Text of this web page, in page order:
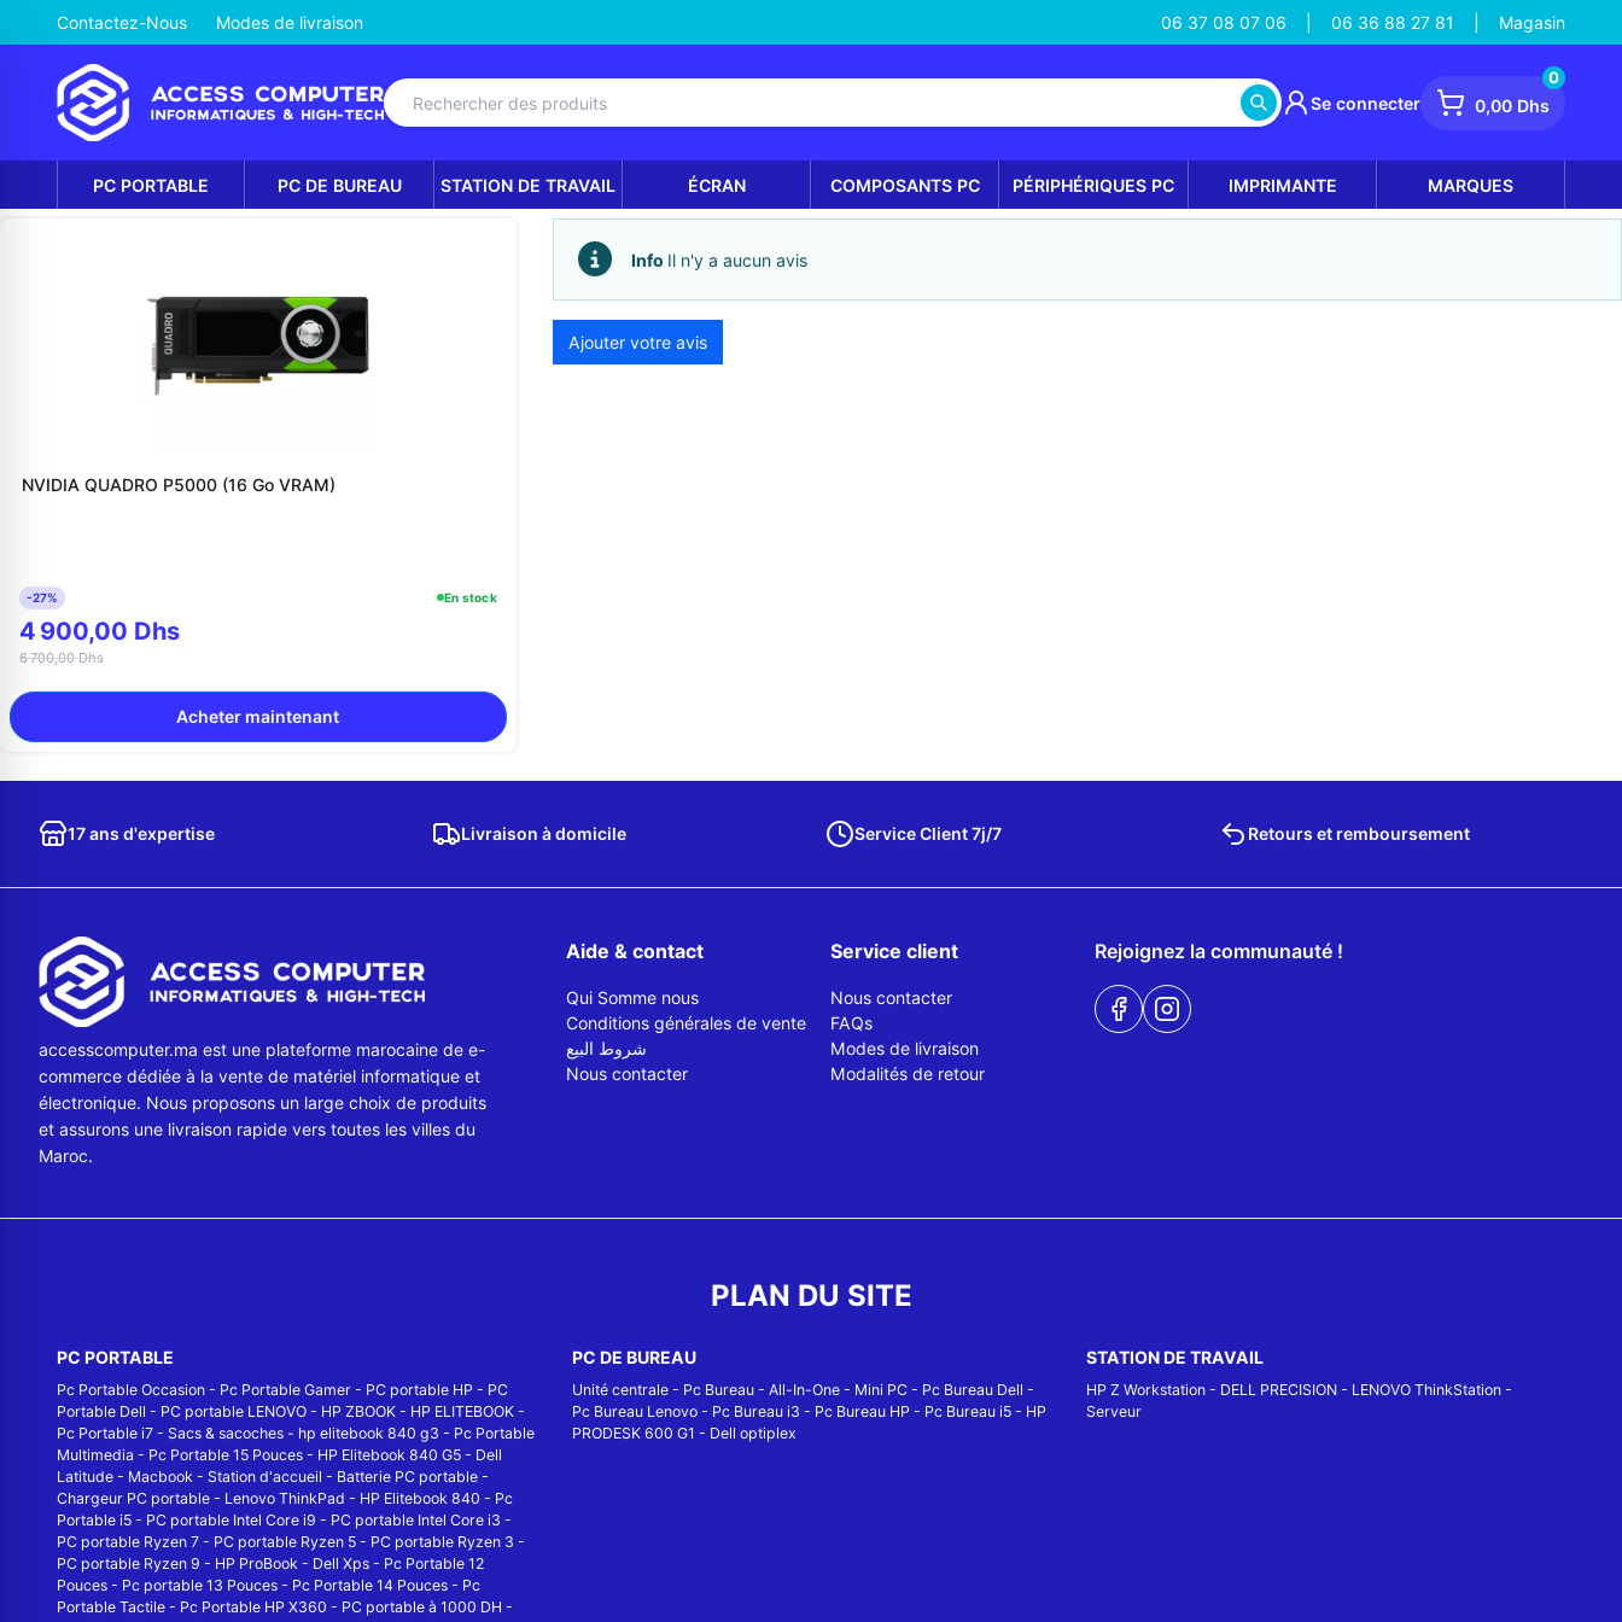
Contactez-Nous Modes de livraison 06 37 08 07 06 06 36 88 27 81 Magasin
Se connecter 0,00 Dhs
0
PC PORTABLE PC DE BUREAU STATION DE TRAVAIL ÉCRAN COMPOSANTS PC PÉRIPHÉRIQUES PC IMPRIMANTE MARQUES
NVIDIA QUADRO P5000 (16 Go VRAM)
-27% En stock
4 900,00 Dhs
6 700,00 Dhs
Acheter maintenant
Info Il n'y a aucun avis
Ajouter votre avis
17 ans d'expertise Livraison à domicile Service Client 7j/7 Retours et remboursement
accesscomputer.ma est une plateforme marocaine de e-
commerce dédiée à la vente de matériel informatique et
électronique. Nous proposons un large choix de produits
et assurons une livraison rapide vers toutes les villes du
Maroc.
Aide & contact
Qui Somme nous
Conditions générales de vente
شروط البيع
Nous contacter
Service client
Nous contacter
FAQs
Modes de livraison
Modalités de retour
Rejoignez la communauté !
PLAN DU SITE
PC PORTABLE
Pc Portable Occasion - Pc Portable Gamer - PC portable HP - PC
Portable Dell - PC portable LENOVO - HP ZBOOK - HP ELITEBOOK -
Pc Portable i7 - Sacs & sacoches - hp elitebook 840 g3 - Pc Portable
Multimedia - Pc Portable 15 Pouces - HP Elitebook 840 G5 - Dell
Latitude - Macbook - Station d'accueil - Batterie PC portable -
Chargeur PC portable - Lenovo ThinkPad - HP Elitebook 840 - Pc
Portable i5 - PC portable Intel Core i9 - PC portable Intel Core i3 -
PC portable Ryzen 7 - PC portable Ryzen 5 - PC portable Ryzen 3 -
PC portable Ryzen 9 - HP ProBook - Dell Xps - Pc Portable 12
Pouces - Pc portable 13 Pouces - Pc Portable 14 Pouces - Pc
Portable Tactile - Pc Portable HP X360 - PC portable à 1000 DH -
PC DE BUREAU
Unité centrale- Pc Bureau- All-In-One- Mini PC- Pc Bureau Dell -
Pc Bureau Lenovo- Pc Bureau i3 - Pc Bureau HP - Pc Bureau i5- HP
PRODESK 600 G1 - Dell optiplex
STATION DE TRAVAIL
HP Z Workstation - DELL PRECISION - LENOVO ThinkStation -
Serveur